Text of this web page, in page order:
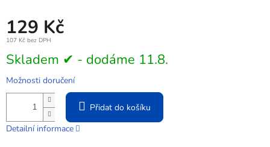
129 Kč
107 Kč bez DPH
Měrná
cena:
Skladem ✔ - dodáme 11.8.
Možnosti doručení
Přidat do košíku
Detailní informace